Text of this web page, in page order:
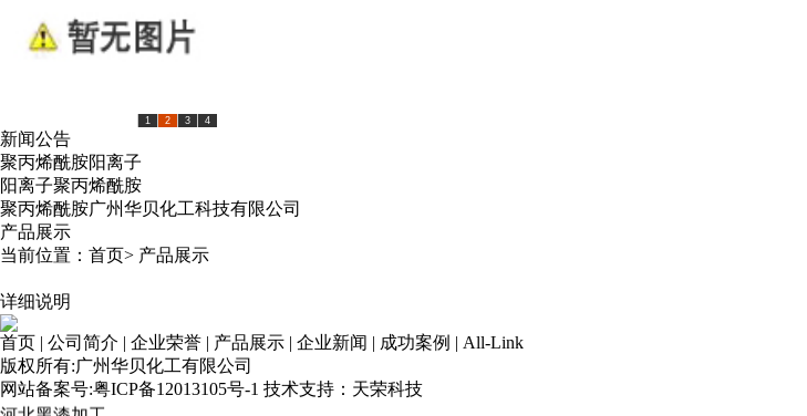
1 2 3 4
新闻公告
聚丙烯酰胺阳离子
阳离子聚丙烯酰胺
聚丙烯酰胺广州华贝化工科技有限公司
产品展示
当前位置： 首页> 产品展示
详细说明
首页 | 公司简介 | 企业荣誉 | 产品展示 | 企业新闻 | 成功案例 | All-Link
版权所有:广州华贝化工有限公司
网站备案号:粤ICP备12013105号-1 技术支持： 天荣科技
河北弯头
河北无缝钢管
河北合金钢管
河北无缝弯头